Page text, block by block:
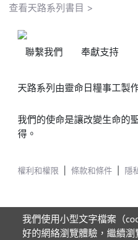
查看天路系列書目 >
聯繫我們 奉獻支持
天路系列由靈命日糧事工製
我們的使命是讓改變生命的
得。
權利和權限 條款和條件 隱
我們使用小型文字檔案（
好的網絡瀏覽體驗，繼續